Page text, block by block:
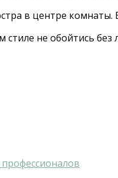
в центре
не обойтись